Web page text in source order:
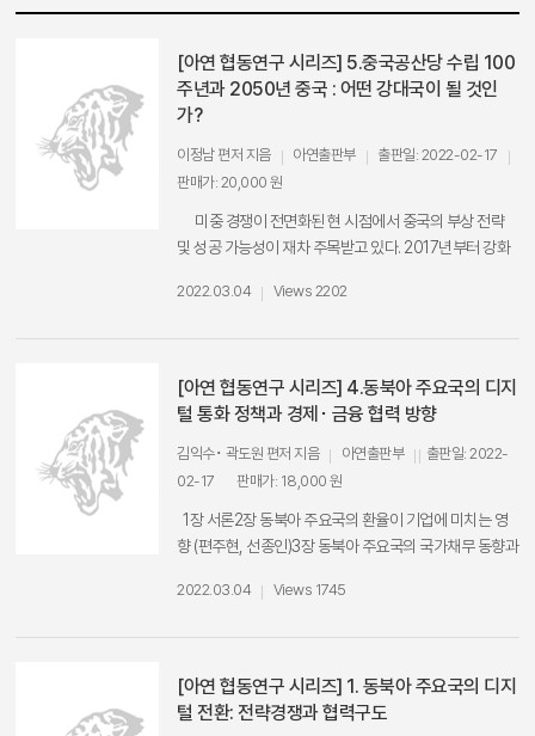
[아연 협동연구 시리즈] 5.중국공산당 수립 100
주년과 2050년 중국 : 어떤 강대국이 될 것인
가?
이정남 편저 지음 아연출판부
출판일: 2022-02-17
판매가: 20,000 원
미중 경쟁이 전면화된 현 시점에서 중국의 부상 전략
및 성공 가능성이 재차 주목받고 있다. 2017년부터 강화
국의 부상은 전례없는 난관에 봉착해 있다. 한마디로 중공
상황이다. 동시에 펜데믹 과정에서 나타난 미국의 거버넌
스의 혼란과 국제사회에서의 역할의 한계에 주목하면서
주장도 제기되고 있는 상황이다. 따라서 중국공산당 건설
100년이라는 시점에서 중국이 구상하는 부상전략과 비
전에 대한 연구가 절실한 상황이다. 이에 이 책은 중국
공산당 설립 100주년이 되는 2021년을 계기로 중국공산
재 중국공산당이 직면한 도전에 대한 심층적인 분석을 함
초점을 맞추어서 분석하고자 한다. 그 이유는 중국 공산당
은 2017년 19차 당대회에서 2035년까지 전면적 근대화
2022.03.04 Views 2202
[아연 협동연구 시리즈] 4.동북아 주요국의 디지
털 통화 정책과 경제･ 금융 협력 방향
김익수･ 곽도원 편저 지음 아연출판부
출판일: 2022-
02-17
판매가: 18,000 원
1장 서론2장 동북아 주요국의 환율이 기업에 미치는 영
향 (편주현, 선종인)3장 동북아 주요국의 국가채무 동향과
역에 대한 정책적 함의 (장용준)5장 동북아 주요국의 국가
국의 디지털 통화(DCEP) 발행 배경과 정책적 함의(김익
수)8장 결론
2022.03.04 Views 1745
[아연 협동연구 시리즈] 1. 동북아 주요국의 디지
털 전환: 전략경쟁과 협력구도